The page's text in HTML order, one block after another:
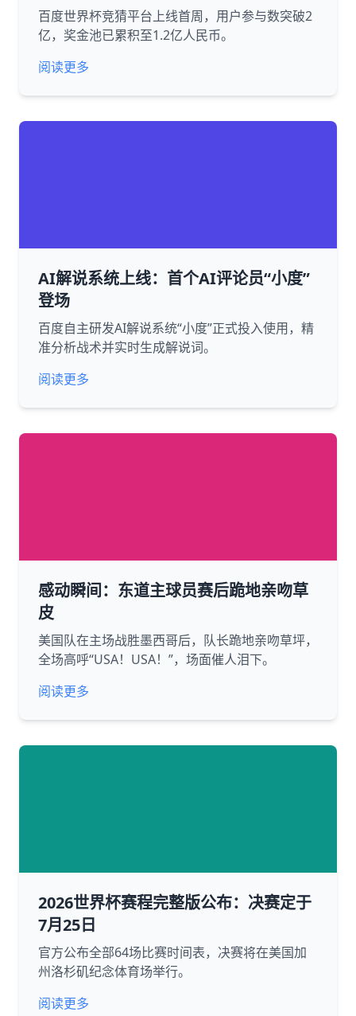
百度世界杯竞猜平台上线首周，用户参与数突破2
亿，奖金池已累积至1.2亿人民币。
阅读更多
AI解说系统上线：首个AI评论员“小度”
登场
百度自主研发AI解说系统“小度”正式投入使用，精
准分析战术并实时生成解说词。
阅读更多
感动瞬间：东道主球员赛后跪地亲吻草
皮
美国队在主场战胜墨西哥后，队长跪地亲吻草坪，
全场高呼“USA！USA！”，场面催人泪下。
阅读更多
2026世界杯赛程完整版公布：决赛定于
7月25日
官方公布全部64场比赛时间表，决赛将在美国加
州洛杉矶纪念体育场举行。
阅读更多